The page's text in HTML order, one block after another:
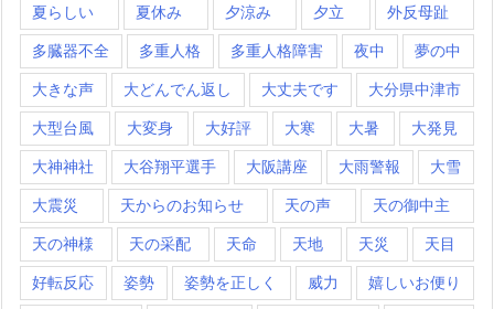
夏らしい 夏休み 夕涼み 夕立 外反母趾
多臓器不全 多重人格 多重人格障害 夜中 夢の中
大きな声 大どんでん返し 大丈夫です 大分県中津市
大型台風 大変身 大好評 大寒 大暑 大発見
大神神社 大谷翔平選手 大阪講座 大雨警報 大雪
大震災 天からのお知らせ 天の声 天の御中主
天の神様 天の采配 天命 天地 天災 天目
好転反応 姿勢 姿勢を正しく 威力 嬉しいお便り